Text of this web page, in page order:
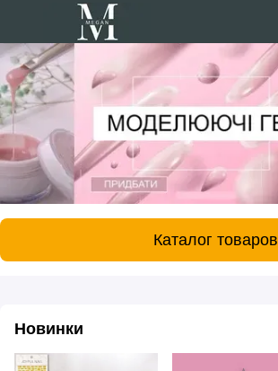
Каталог товаров
Новинки